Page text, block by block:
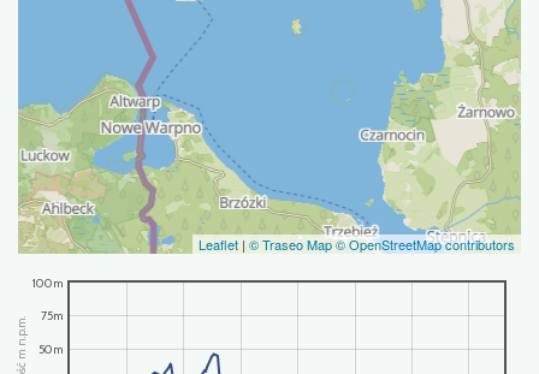
Leaflet | © Traseo Map© OpenStreetMap contributors
50m
75m
100m